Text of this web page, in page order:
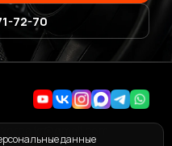
72-70
данные